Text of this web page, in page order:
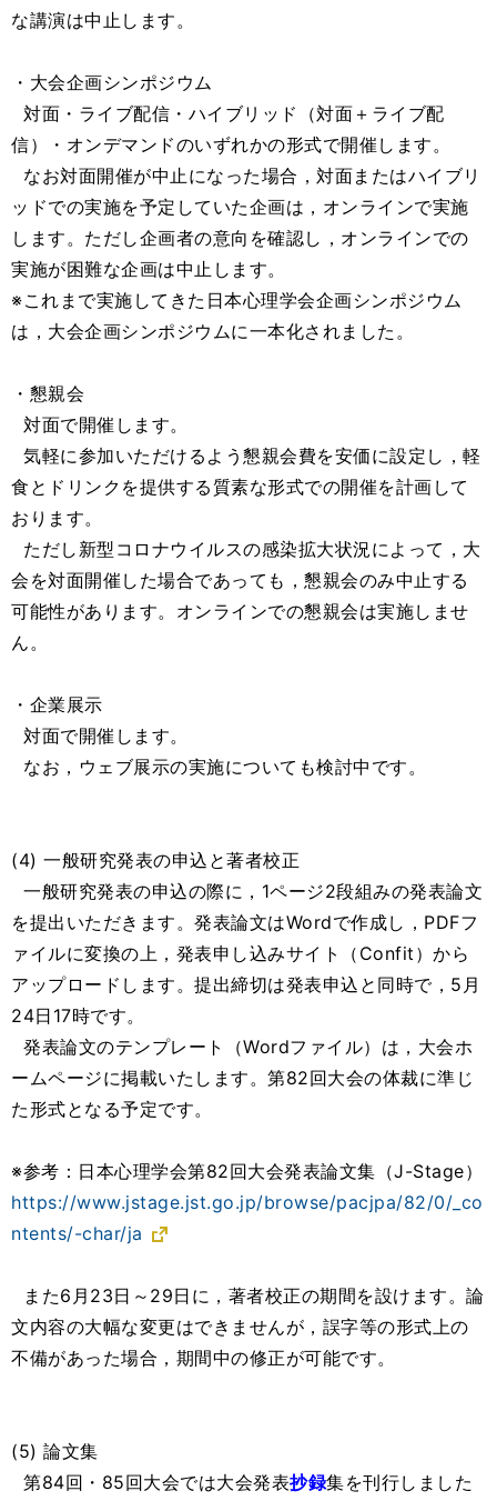
な講演は中止します。
・大会企画シンポジウム
対面・ライブ配信・ハイブリッド（対面＋ライブ配
信）・オンデマンドのいずれかの形式で開催します。
なお対面開催が中止になった場合，対面またはハイブリ
ッドでの実施を予定していた企画は，オンラインで実施
します。ただし企画者の意向を確認し，オンラインでの
実施が困難な企画は中止します。
※これまで実施してきた日本心理学会企画シンポジウム
は，大会企画シンポジウムに一本化されました。
・懇親会
対面で開催します。
気軽に参加いただけるよう懇親会費を安価に設定し，軽
食とドリンクを提供する質素な形式での開催を計画して
おります。
ただし新型コロナウイルスの感染拡大状況によって，大
会を対面開催した場合であっても，懇親会のみ中止する
可能性があります。オンラインでの懇親会は実施しませ
ん。
・企業展示
対面で開催します。
なお，ウェブ展示の実施についても検討中です。
(4) 一般研究発表の申込と著者校正
一般研究発表の申込の際に，1ページ2段組みの発表論文
を提出いただきます。発表論文はWordで作成し，PDFフ
ァイルに変換の上，発表申し込みサイト（Confit）から
アップロードします。提出締切は発表申込と同時で，5月
24日17時です。
発表論文のテンプレート（Wordファイル）は，大会ホ
ームページに掲載いたします。第82回大会の体裁に準じ
た形式となる予定です。
※参考：日本心理学会第82回大会発表論文集（J-Stage）
https://www.jstage.jst.go.jp/browse/pacjpa/82/0/_co
ntents/-char/ja
また6月23日～29日に，著者校正の期間を設けます。論
文内容の大幅な変更はできませんが，誤字等の形式上の
不備があった場合，期間中の修正が可能です。
(5) 論文集
第84回・85回大会では大会発表抄録集を刊行しました